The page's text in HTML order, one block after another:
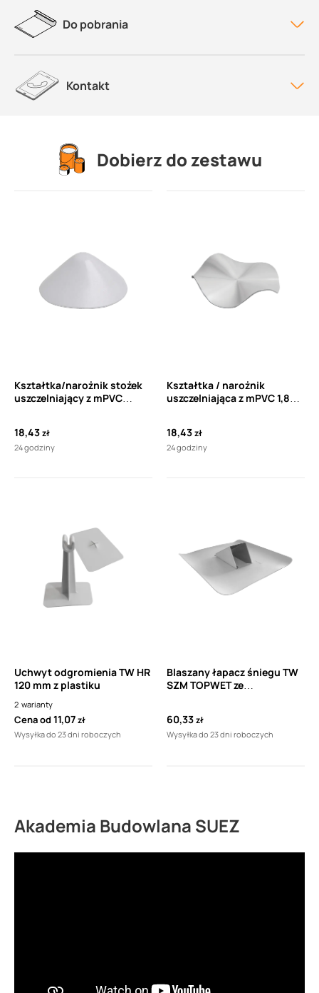
Do pobrania
Kontakt
Dobierz do zestawu
Kształtka/narożnik stożek
uszczelniający z mPVC
18,43zł
24 godziny
Kształtka / narożnik
uszczelniająca z mPVC 1,8
18,43zł
24 godziny
Uchwyt odgromienia TW HR
120 mm z plastiku
2 warianty
Cena od11,07zł
Wysyłka do 23 dni roboczych
Blaszany łapacz śniegu TW
SZM TOPWET ze
60,33zł
Wysyłka do 23 dni roboczych
Akademia Budowlana SUEZ